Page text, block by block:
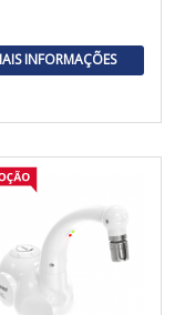
INFORMAÇÕES